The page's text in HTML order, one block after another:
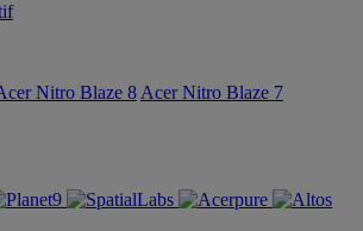
Nitro Blaze 8 Acer Nitro Blaze 7